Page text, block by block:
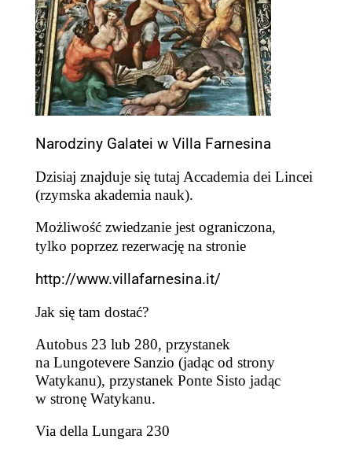
Narodziny Galatei w Villa Farnesina
Dzisiaj znajduje się tutaj Accademia dei Lincei
(rzymska akademia nauk).
Możliwość zwiedzanie jest ograniczona,
tylko poprzez rezerwację na stronie
http://www.villafarnesina.it/
Jak się tam dostać?
Autobus 23 lub 280, przystanek
na Lungotevere Sanzio (jadąc od strony
Watykanu), przystanek Ponte Sisto jadąc
w stronę Watykanu.
Via della Lungara 230